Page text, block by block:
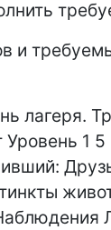
и
лагеря.
Уровень 1